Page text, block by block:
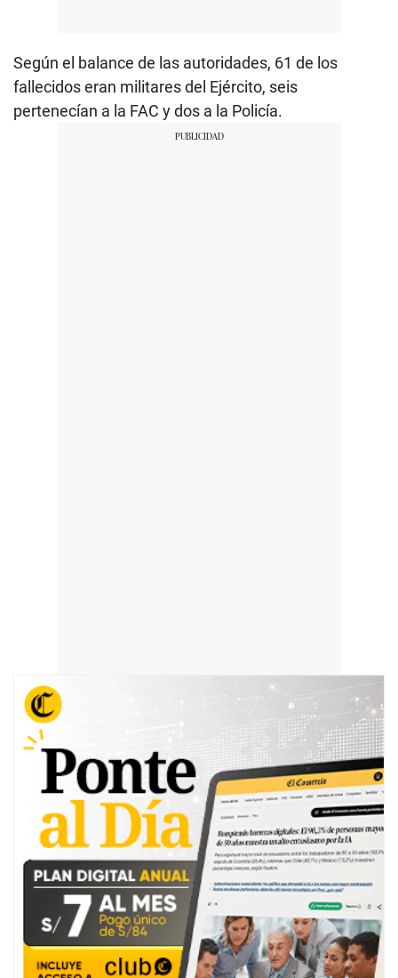
Según el balance de las autoridades, 61 de los
fallecidos eran militares del Ejército, seis
pertenecían a la FAC y dos a la Policía.